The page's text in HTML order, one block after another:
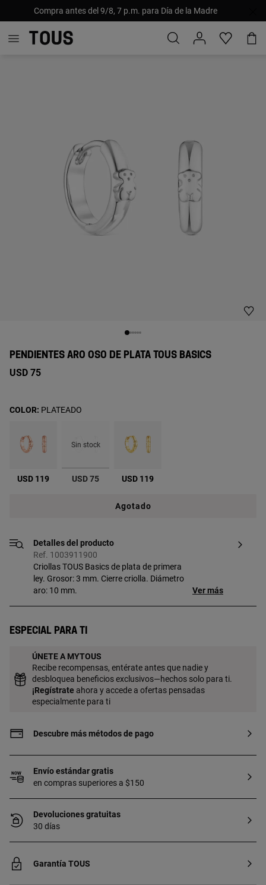
Compra antes del 9/8, 7 p.m. para Día de la Madre
PENDIENTES ARO OSO DE PLATA TOUS BASICS
USD 75
USD 119
Sin stock
seleccionado
USD 75 USD 119
COLOR: PLATEADO
Agotado
Detalles del producto
Ref. 1003911900
Criollas TOUS Basics de plata de primera
ley. Grosor: 3 mm. Cierre criolla. Diámetro
aro: 10 mm.
Ver más
Especial para ti
ÚNETE A MYTOUS
Recibe recompensas, entérate antes que nadie y
desbloquea beneficios exclusivos—hechos solo para ti.
¡Regístrate ahora y accede a ofertas pensadas
especialmente para ti
Descubre más métodos de pago
Envío estándar gratis
en compras superiores a $150
Devoluciones gratuitas
30 días
Garantía TOUS